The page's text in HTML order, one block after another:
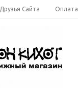
Друзья Сайта Оплата